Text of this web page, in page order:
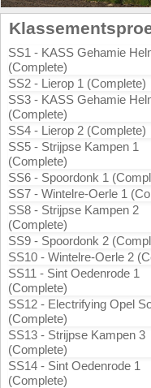
SS1 - KASS Gehamie
(Complete)
SS2 - Lierop 1 (Complete)
SS3 - KASS Gehamie
(Complete)
SS4 - Lierop 2 (Complete)
SS5 - Strijpse Kampen 1
(Complete)
SS6 - Spoordonk 1
SS7 - Wintelre-Oerle 1
SS8 - Strijpse Kampen 2
(Complete)
SS9 - Spoordonk 2
SS10 - Wintelre-Oerle 2
SS11 - Sint Oedenrode 1
(Complete)
SS12 - Electrifying Opel
(Complete)
SS13 - Strijpse Kampen 3
(Complete)
SS14 - Sint Oedenrode 1
(Complete)